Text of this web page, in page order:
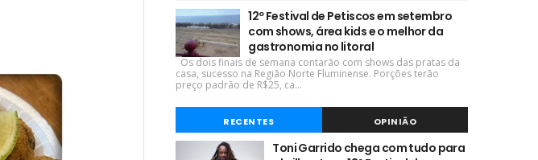
12º Festival de Petiscos em setembro
com shows, área kids e o melhor da
gastronomia no litoral
Os dois finais de semana contarão com shows das pratas da
casa, sucesso na Região Norte Fluminense. Porções terão
preço padrão de R$25, ca...
RECENTES OPINIÃO
Toni Garrido chega com tudo para